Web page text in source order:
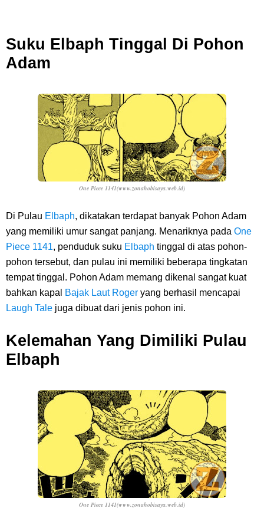
Penjara Udon
Kisah Indah
Resep Martabak Manis, Cemilan Enak Yang Memiliki Nama Lain
Terang Bulan
Sunday, 9 August
Suku Elbaph Tinggal Di Pohon
Adam
One Piece 1141(www.zonahobisaya.web.id)
Di Pulau Elbaph, dikatakan terdapat banyak Pohon Adam
yang memiliki umur sangat panjang. Menariknya pada One
Piece 1141, penduduk suku Elbaph tinggal di atas pohon-
pohon tersebut, dan pulau ini memiliki beberapa tingkatan
tempat tinggal. Pohon Adam memang dikenal sangat kuat
bahkan kapal
Bajak Laut Roger yang berhasil mencapai
Laugh Tale juga dibuat dari jenis pohon ini.
Kelemahan Yang Dimiliki Pulau
Elbaph
One Piece 1141(www.zonahobisaya.web.id)